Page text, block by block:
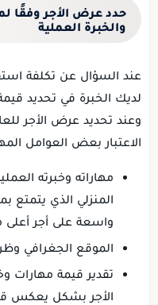
حدد عرض الأجر وفقًا
والخبرة العملية
عند السؤال عن تكلفة
لديك الخبرة في تحديد
وعند تحديد عرض الأجر
الاعتبار بعض العوامل
مهاراته وخبرته
المنزلي الذي يتمتع
واسعة على أجر أعلى
الموقع الجغرافي
تقدير قيمة مهارات
الأجر بشكل يعكس